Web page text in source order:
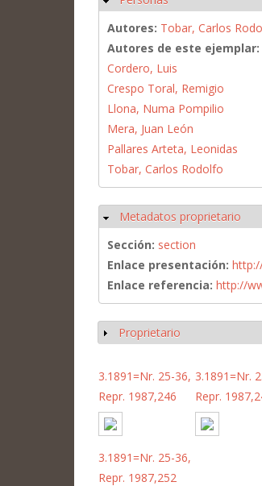
Autores: Tobar, Carlos
Autores de este ejemplar:
Cordero, Luis
Crespo Toral, Remigio
Llona, Numa Pompilio
Mera, Juan León
Pallares Arteta, Leonidas
Tobar, Carlos Rodolfo
Ocultar
Metadatos proprietario
Sección: section
Enlace presentación:
Enlace referencia: http://
Mostrar
Proprietario
3.1891=Nr. 25-36,
Repr. 1987,246
3.1891=Nr.
Repr.
3.1891=Nr. 25-36,
Repr. 1987,252